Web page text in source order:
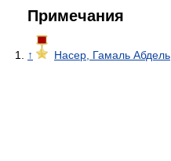
Примечания
↑ Насер, Гамаль Абдель